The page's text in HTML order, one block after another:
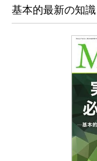
基本的最新の知